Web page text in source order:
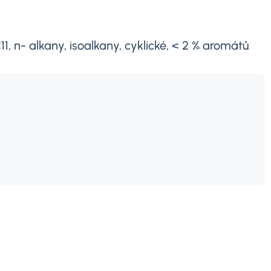
n- alkany, isoalkany, cyklické, < 2 % aromátů